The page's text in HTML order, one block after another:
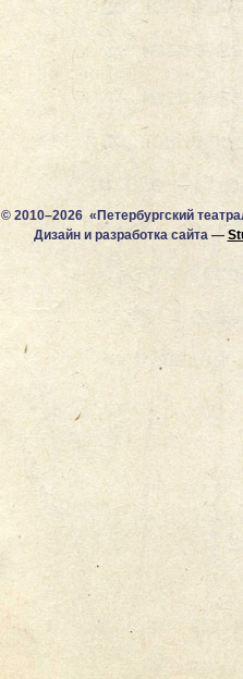
© 2010–2026 «Петербургский
Дизайн и разработка сайта —